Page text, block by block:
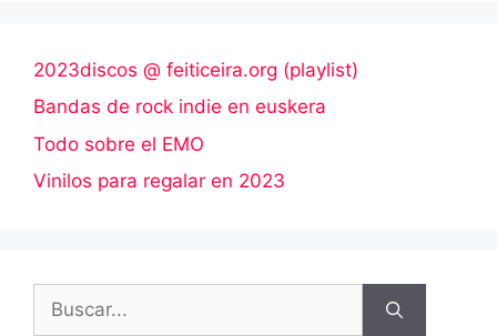
2023discos @ feiticeira.org (playlist)
Bandas de rock indie en euskera
Todo sobre el EMO
Vinilos para regalar en 2023
Buscar: